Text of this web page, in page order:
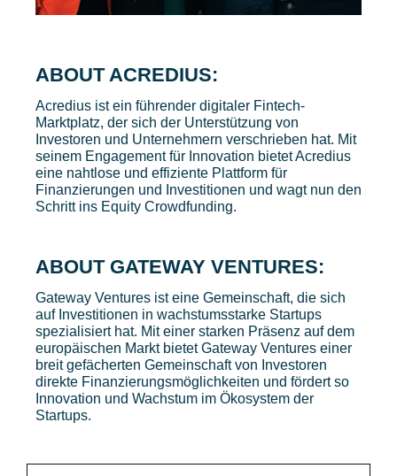
ABOUT ACREDIUS:
Acredius ist ein führender digitaler Fintech-
Marktplatz, der sich der Unterstützung von
Investoren und Unternehmern verschrieben hat. Mit
seinem Engagement für Innovation bietet Acredius
eine nahtlose und effiziente Plattform für
Finanzierungen und Investitionen und wagt nun den
Schritt ins Equity Crowdfunding.
ABOUT GATEWAY VENTURES:
Gateway Ventures ist eine Gemeinschaft, die sich
auf Investitionen in wachstumsstarke Startups
spezialisiert hat. Mit einer starken Präsenz auf dem
europäischen Markt bietet Gateway Ventures einer
breit gefächerten Gemeinschaft von Investoren
direkte Finanzierungsmöglichkeiten und fördert so
Innovation und Wachstum im Ökosystem der
Startups.